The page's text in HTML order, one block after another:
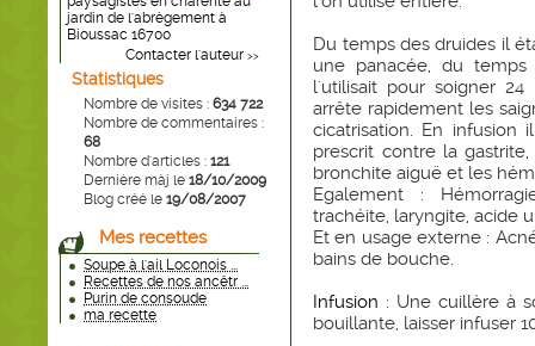
jardin de l'abrègement à
Bioussac 16700
Contacter l'auteur >>
Statistiques
Nombre de visites : 634 722
Nombre de commentaires :
68
Nombre d'articles : 121
Dernière màj le 18/10/2009
Blog créé le 19/08/2007
Mes recettes
Soupe à l'ail Loconois ...
Recettes de nos ancêtr ...
Purin de consoude
ma recette
Du temps des druides il
une panacée, du
l'utilisait pour soigner 24
arrête rapidement les
cicatrisation. En infusion
prescrit contre la
bronchite aiguë et les
Egalement :
trachéite, laryngite, acide
Et en usage externe :
bains de bouche.
Infusion : Une cuillère à
bouillante, laisser infuser